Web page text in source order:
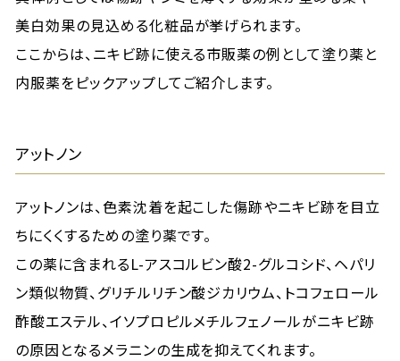
美白効果の見込める化粧品が挙げられます。
ここからは、ニキビ跡に使える市販薬の例として塗り薬と
内服薬をピックアップしてご紹介します。
アットノン
アットノンは、色素沈着を起こした傷跡やニキビ跡を目立
ちにくくするための塗り薬です。
この薬に含まれるL-アスコルビン酸2-グルコシド、ヘパリ
ン類似物質、グリチルリチン酸ジカリウム、トコフェロール
酢酸エステル、イソプロピルメチルフェノールがニキビ跡
の原因となるメラニンの生成を抑えてくれます。